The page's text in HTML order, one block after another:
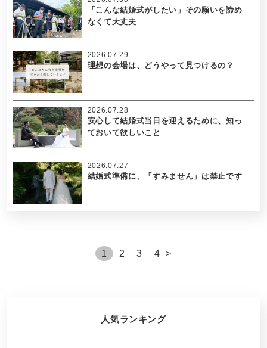
「こんな結婚式がしたい」その願いを諦め
なくて大丈夫
理想の会場は、どうやって見つけるの？
2026.07.29
安心して結婚式当日を迎えるために、知っ
ておいて欲しいこと
2026.07.28
結婚式準備に、「すみません」は禁止です
2026.07.27
1 2 3 4 >
人気ランキング